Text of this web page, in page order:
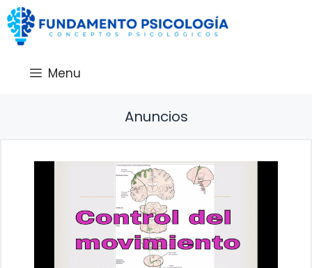
Saltar
al
contenido
Menu
Anuncios